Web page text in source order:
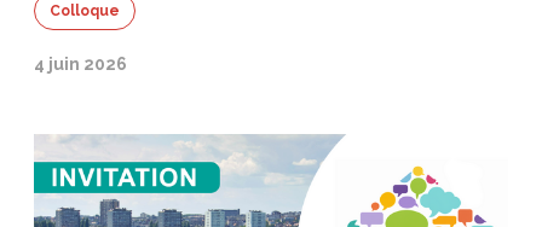
Colloque
4 juin 2026